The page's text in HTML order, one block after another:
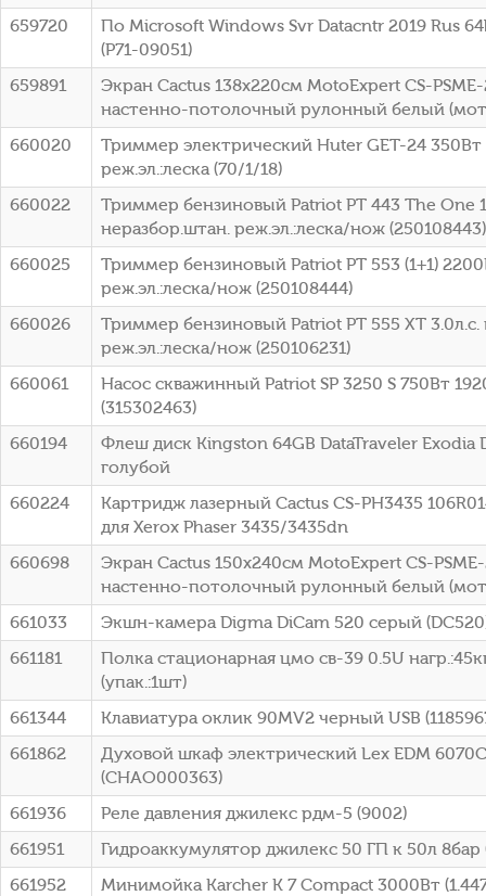
659720
По Microsoft Windows Svr Datacntr 2019 Rus
(P71-09051)
659891
Экран Cactus 138x220см MotoExpert CS-
настенно-потолочный рулонный белый
660020
Триммер электрический Huter GET-24 350Вт
реж.эл.:леска (70/1/18)
660022
Триммер бензиновый Patriot PT 443 The One
неразбор.штан. реж.эл.:леска/нож (250108443)
660025
Триммер бензиновый Patriot PT 553 (1+1)
реж.эл.:леска/нож (250108444)
660026
Триммер бензиновый Patriot PT 555 XT 3.0л.с.
реж.эл.:леска/нож (250106231)
660061
Насос скважинный Patriot SP 3250 S 750Вт
(315302463)
660194
Флеш диск Kingston 64GB DataTraveler Exodia
голубой
660224
Картридж лазерный Cactus CS-PH3435
для Xerox Phaser 3435/3435dn
660698
Экран Cactus 150x240см MotoExpert CS-
настенно-потолочный рулонный белый
661033
Экшн-камера Digma DiCam 520 серый
661181
Полка стационарная цмо св-39 0.5U
(упак.:1шт)
661344
Клавиатура оклик 90MV2 черный USB
661862
Духовой шкаф электрический Lex EDM
(CHAO000363)
661936
Реле давления джилекс рдм-5 (9002)
661951
Гидроаккумулятор джилекс 50 ГП к 50л 8бар
661952
Минимойка Karcher K 7 Compact 3000Вт